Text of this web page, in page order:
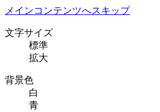
メインコンテンツへスキップ
文字サイズ
標準
拡大
背景色
白
青